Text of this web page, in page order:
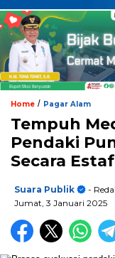
Home / Pagar Alam
Tempuh
Pendaki
Secara
Suara Publik
-
Jumat, 3 Januari 2025